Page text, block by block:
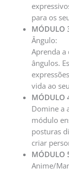
para os
MÓDULO
Ângulo:
Aprenda a
ângulos.
vida ao
MÓDULO
Domine a
módulo
posturas
criar
MÓDULO
Anime/